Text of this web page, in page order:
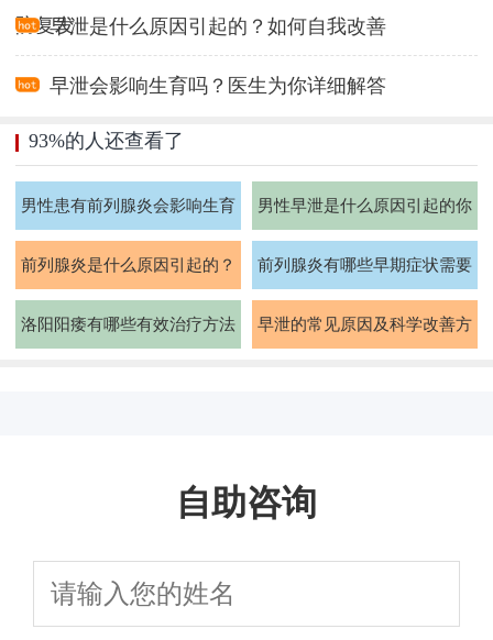
防复发早泄是什么原因引起的？如何自我改善
早泄会影响生育吗？医生为你详细解答
93%的人还查看了
男性患有前列腺炎会影响生育
能力吗
男性早泄是什么原因引起的你
知道吗
前列腺炎是什么原因引起的？
如何治疗
前列腺炎有哪些早期症状需要
注意
洛阳阳痿有哪些有效治疗方法 早泄的常见原因及科学改善方
自助咨询